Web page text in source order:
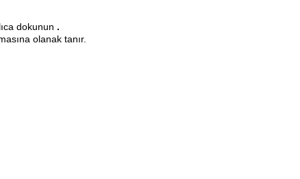
dokunun .
olanak tanır.